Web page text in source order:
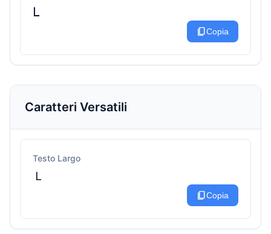
ᒪ
content_copyCopia
Caratteri Versatili
Testo Largo
Ｌ
content_copyCopia